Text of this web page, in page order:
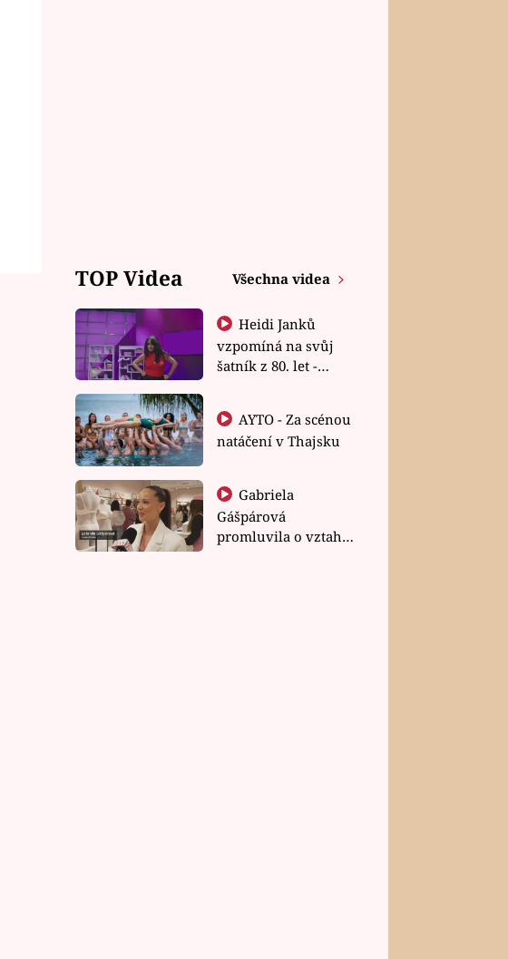
TOP Videa Všechna videa
Heidi Janků
vzpomíná na svůj
šatník z 80. let -
natáčení v Thajsku
Gabriela
Gášpárová
promluvila o vztahu